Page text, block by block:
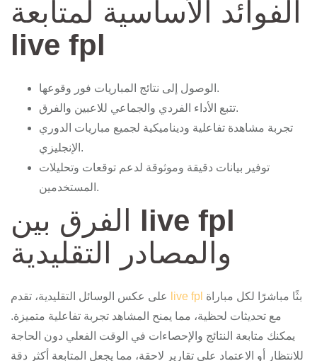
الفوائد الأساسية لمتابعة
live fpl
الوصول إلى نتائج المباريات فور وقوعها.
تتبع الأداء الفردي والجماعي للاعبين والفرق.
تجربة مشاهدة تفاعلية وديناميكية لجميع مباريات الدوري
الإنجليزي.
توفير بيانات دقيقة وموثوقة لدعم توقعات وتحليلات
المستخدمين.
live fpl
والمصادر التقليدية
live fpl
مع تحديثات لحظية، مما يمنح المشاهد تجربة تفاعلية متميزة.
يمكنك متابعة النتائج والإحصاءات في الوقت الفعلي دون الحاجة
للانتظار أو الاعتماد على تقارير لاحقة، مما يجعل المتابعة أكثر دقة